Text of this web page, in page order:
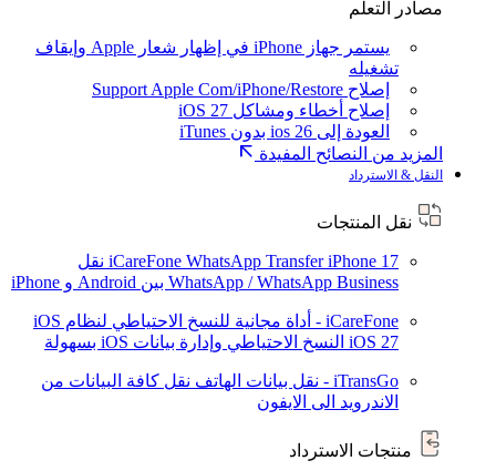
مصادر التعلم
يستمر جهاز iPhone في إظهار شعار Apple وإيقاف
تشغيله
إصلاح Support Apple Com/iPhone/Restore
إصلاح أخطاء ومشاكل iOS 27
العودة إلى ios 26 بدون iTunes
المزيد من النصائح المفيدة
النقل & الاسترداد
نقل المنتجات
iCareFone WhatsApp TransferiPhone 17
نقل
WhatsApp / WhatsApp Business بين Android و iPhone
iCareFone - أداة مجانية للنسخ الاحتياطي لنظام iOS
iOS 27 النسخ الاحتياطي وإدارة بيانات iOS بسهولة
iTransGo - نقل بيانات الهاتف
نقل كافة البيانات من
الاندرويد الى الايفون
منتجات الاسترداد